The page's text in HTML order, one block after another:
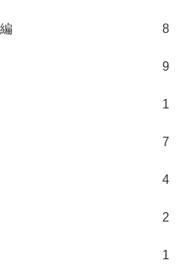
8
9
1
7
4
2
1